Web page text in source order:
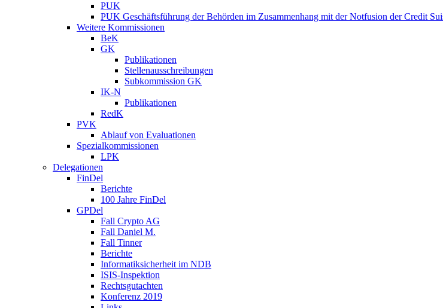
PUK
PUK Geschäftsführung der Behörden im Zusammenhang mit der Notfusion der Credit
Weitere Kommissionen
BeK
GK
Publikationen
Stellenausschreibungen
Subkommission GK
IK-N
Publikationen
RedK
PVK
Ablauf von Evaluationen
Spezialkommissionen
LPK
Delegationen
FinDel
Berichte
100 Jahre FinDel
GPDel
Fall Crypto AG
Fall Daniel M.
Fall Tinner
Berichte
Informatiksicherheit ­im NDB
ISIS-Inspektion
Rechtsgutachten
Konferenz 2019